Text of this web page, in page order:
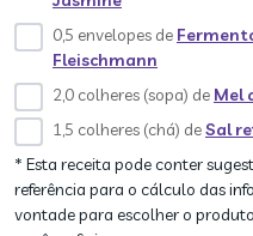
0,5 envelopes de
Fleischmann
2,0 colheres (sopa) de Mel
1,5 colheres (chá) deSal
* Esta receita pode conter
referência para o cálculo das
vontade para escolher o